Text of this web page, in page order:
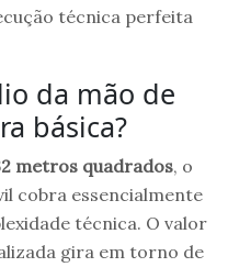
técnica perfeita
da mão de
básica?
metros quadrados, o
cobra essencialmente
técnica. O valor
gira em torno de